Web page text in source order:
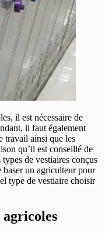
il est nécessaire de
il faut également
travail ainsi que les
qu’il est conseillé de
de vestiaires conçus
un agriculteur pour
type de vestiaire choisir